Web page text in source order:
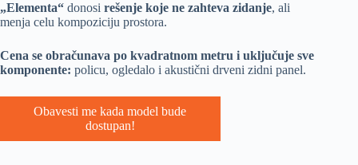
„Elementa“ donosi rešenje koje ne zahteva zidanje, ali
menja celu kompoziciju prostora.
Cena se obračunava po kvadratnom metru i uključuje sve
komponente: policu, ogledalo i akustični drveni zidni panel.
Obavesti me kada model bude
dostupan!